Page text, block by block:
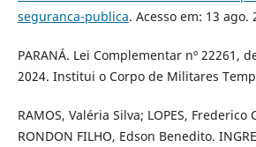
seguranca-publica. Acesso em: 13 ago.
PARANÁ. Lei Complementar nº 22261,
2024. Institui o Corpo de Militares
RAMOS, Valéria Silva; LOPES, Frederico
RONDON FILHO, Edson Benedito.